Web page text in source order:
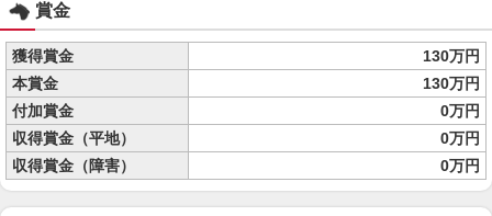
賞金
獲得賞金
130万円
本賞金
130万円
付加賞金
0万円
収得賞金（平地）
0万円
収得賞金（障害）
0万円